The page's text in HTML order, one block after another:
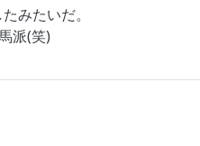
みたいだ。
派(笑)